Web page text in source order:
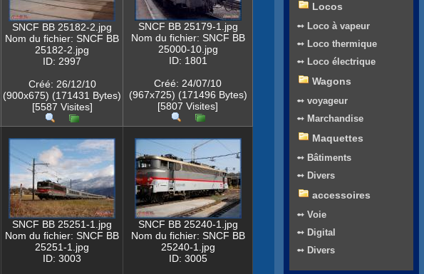
SNCF BB 25182-2.jpg
Nom du fichier: SNCF BB
25182-2.jpg
ID: 2997
Créé: 26/12/10
(900x675) (171431 Bytes)
[5587 Visites]
SNCF BB 25179-1.jpg
Nom du fichier: SNCF BB
25000-10.jpg
ID: 1801
Créé: 24/07/10
(967x725) (171496 Bytes)
[5807 Visites]
SNCF BB 25251-1.jpg
Nom du fichier: SNCF BB
25251-1.jpg
ID: 3003
SNCF BB 25240-1.jpg
Nom du fichier: SNCF BB
25240-1.jpg
ID: 3005
Locos
➻ Loco à vapeur
➻ Loco thermique
➻ Loco électrique
Wagons
➻ voyageur
➻ Marchandise
Maquettes
➻ Bâtiments
➻ Divers
accessoires
➻ Voie
➻ Digital
➻ Divers